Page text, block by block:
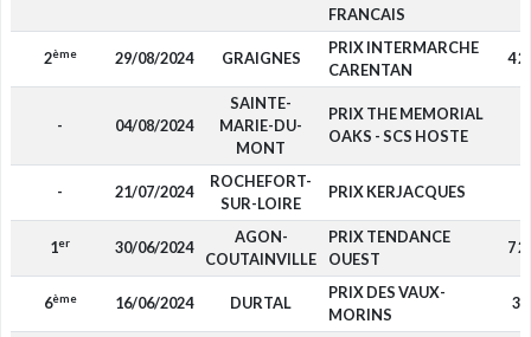
FRANCAIS
2ème 29/08/2024 GRAIGNES
PRIX INTERMARCHE
CARENTAN
4
- 04/08/2024
SAINTE-
MARIE-DU-
MONT
PRIX THE MEMORIAL
OAKS - SCS HOSTE
- 21/07/2024
ROCHEFORT-
SUR-LOIRE
PRIX KERJACQUES
1er 30/06/2024
AGON-
COUTAINVILLE
PRIX TENDANCE
OUEST
7
6ème 16/06/2024 DURTAL
PRIX DES VAUX-
MORINS